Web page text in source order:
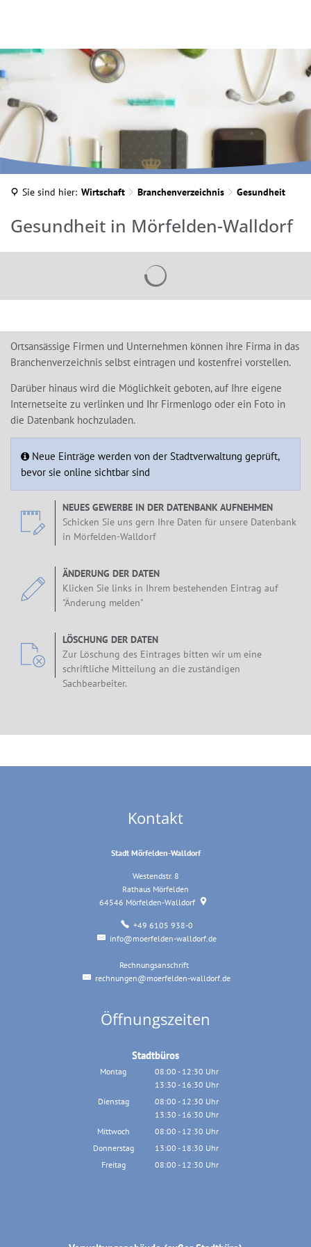
Sie sind hier: Wirtschaft Branchenverzeichnis Gesundheit
Gesundheit
Gesundheit in Mörfelden-Walldorf
Ortsansässige Firmen und Unternehmen können ihre Firma in das
Branchenverzeichnis selbst eintragen und kostenfrei vorstellen.
Darüber hinaus wird die Möglichkeit geboten, auf Ihre eigene
Internetseite zu verlinken und Ihr Firmenlogo oder ein Foto in
die Datenbank hochzuladen.
Neue Einträge werden von der Stadtverwaltung geprüft,
bevor sie online sichtbar sind
NEUES GEWERBE IN DER DATENBANK AUFNEHMEN
Schicken Sie uns gern Ihre Daten für unsere Datenbank
in Mörfelden-Walldorf
ÄNDERUNG DER DATEN
Klicken Sie links in Ihrem bestehenden Eintrag auf
"Änderung melden"
LÖSCHUNG DER DATEN
Zur Löschung des Eintrages bitten wir um eine
schriftliche Mitteilung an die zuständigen
Sachbearbeiter.
Kontakt
Stadt Mörfelden-Walldorf
Westendstr. 8
Rathaus Mörfelden
64546 Mörfelden-Walldorf
+49 6105 938-0
info@moerfelden-walldorf.de
Rechnungsanschrift
rechnungen@moerfelden-walldorf.de
Öffnungszeiten
Stadtbüros
Montag 08:00 - 12:30 Uhr
Von 08:00 bis 12:30 Uhr
13:30 - 16:30 Uhr
Von 13:30 bis 16:30 Uhr
Dienstag 08:00 - 12:30 Uhr
Von 08:00 bis 12:30 Uhr
13:30 - 16:30 Uhr
Von 13:30 bis 16:30 Uhr
Mittwoch 08:00 - 12:30 Uhr
Von 08:00 bis 12:30 Uhr
Donnerstag 13:00 - 18:30 Uhr
Von 13:00 bis 18:30 Uhr
Freitag 08:00 - 12:30 Uhr